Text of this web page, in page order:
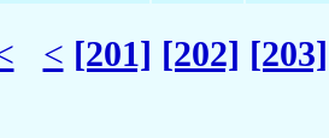
< [201] [202] [203]